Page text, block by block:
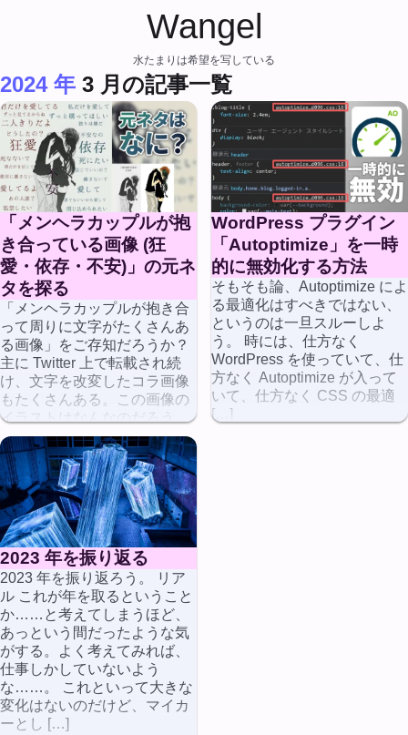
Wangel
水たまりは希望を写している
2024 年 3 月の記事一覧
「メンヘラカップルが抱
き合っている画像 (狂
愛・依存・不安)」の元ネ
タを探る
「メンヘラカップルが抱き合
って周りに文字がたくさんあ
る画像」をご存知だろうか？
主に Twitter 上で転載され続
け、文字を改変したコラ画像
もたくさんある。この画像の
イラストはなんなのだろう
か。調べてみよう。 いくつか
[…]
WordPress プラグイン
「Autoptimize」を一時
的に無効化する方法
そもそも論、Autoptimize によ
る最適化はすべきではない、
というのは一旦スルーしよ
う。 時には、仕方なく
WordPress を使っていて、仕
方なく Autoptimize が入って
いて、仕方なく CSS の最適
[…]
2023 年を振り返る
2023 年を振り返ろう。 リア
ル これが年を取るということ
か……と考えてしまうほど、
あっという間だったような気
がする。よく考えてみれば、
仕事しかしていないよう
な……。 これといって大きな
変化はないのだけど、マイカ
ーとし […]